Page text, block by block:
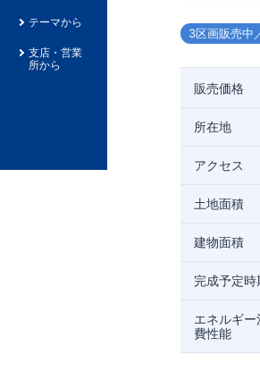
テーマから
支店・営業
所から
3区画販売中
販売価格
所在地
アクセス
土地面積
建物面積
完成予定時
エネルギー
費性能